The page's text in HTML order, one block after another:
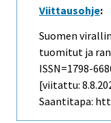
Viittausohje:
Suomen
tuomitut ja
ISSN=1798-
[viitattu:
Saantitapa: